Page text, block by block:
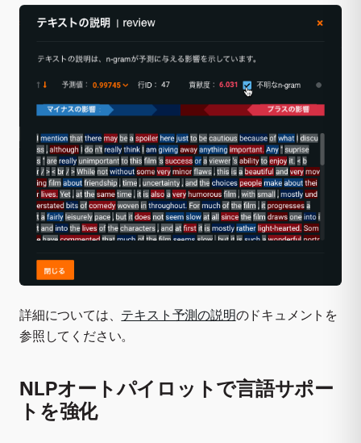
詳細については、 テキスト予測の説明のドキュメントを
参照してください。
NLPオートパイロットで言語サポー
トを強化